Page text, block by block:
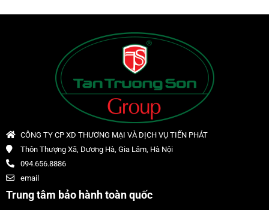
CÔNG TY CP XD THƯƠNG MẠI VÀ DỊCH VỤ TIẾN PHÁT
Thôn Thượng Xã, Dương Hà, Gia Lâm, Hà Nội
094.656.8886
email
Trung tâm bảo hành toàn quốc